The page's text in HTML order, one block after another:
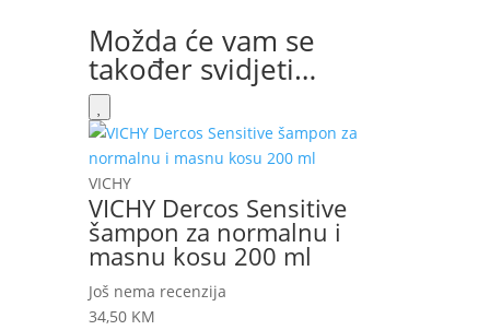
Možda će vam se
također svidjeti…
VICHY
VICHY Dercos Sensitive
šampon za normalnu i
masnu kosu 200 ml
Još nema recenzija
34,50 KM